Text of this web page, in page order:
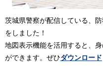
茨城県警察が配信している、
をしました！
地図表示機能を活用すると、
ができます。ぜひダウンロード